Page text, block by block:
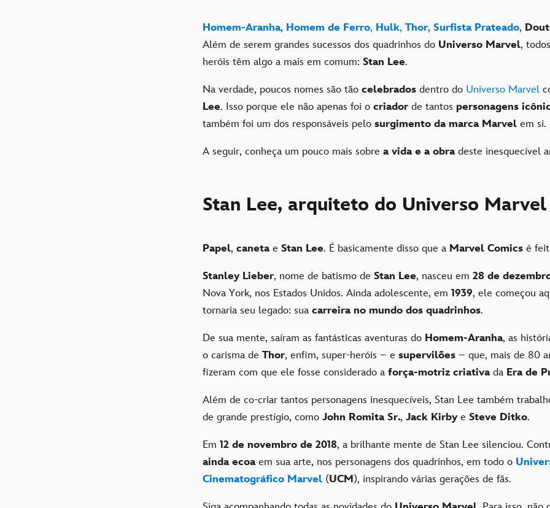
Homem-Aranha, Homem de Ferro, Hulk, Thor, Surfista Prateado,
Além de serem grandes sucessos dos quadrinhos do Universo Marvel,
heróis têm algo a mais em comum: Stan Lee.
Na verdade, poucos nomes são tão celebrados dentro do Universo Marvel
Lee. Isso porque ele não apenas foi o criador de tantos personagens
também foi um dos responsáveis pelo surgimento da marca Marvel em si.
A seguir, conheça um pouco mais sobre a vida e a obra deste inesquecível
Stan Lee, arquiteto do Universo Marvel
Papel, caneta e Stan Lee. É basicamente disso que a Marvel Comics é
Stanley Lieber, nome de batismo de Stan Lee, nasceu em 28 de
Nova York, nos Estados Unidos. Ainda adolescente, em 1939, ele começou
tornaria seu legado: sua carreira no mundo dos quadrinhos.
De sua mente, saíram as fantásticas aventuras do Homem-Aranha, as
o carisma de Thor, enfim, super-heróis – e supervilões – que, mais de 80
fizeram com que ele fosse considerado a força-motriz criativa da Era de
Além de co-criar tantos personagens inesquecíveis, Stan Lee também
de grande prestígio, como John Romita Sr., Jack Kirby e Steve Ditko.
Em 12 de novembro de 2018, a brilhante mente de Stan Lee silenciou.
ainda ecoa em sua arte, nos personagens dos quadrinhos, em todo o
Cinematográfico Marvel (UCM), inspirando várias gerações de fãs.